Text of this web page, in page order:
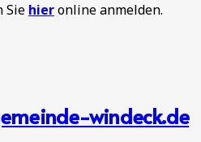
Sie hieronline anmelden.
windeck.de